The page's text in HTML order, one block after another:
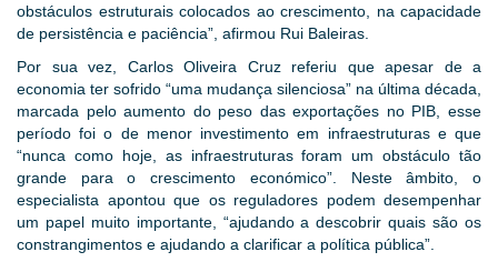
obstáculos estruturais colocados ao crescimento, na capacidade
de persistência e paciência”, afirmou Rui Baleiras.
Por sua vez, Carlos Oliveira Cruz referiu que apesar de a
economia ter sofrido “uma mudança silenciosa” na última década,
marcada pelo aumento do peso das exportações no PIB, esse
período foi o de menor investimento em infraestruturas e que
“nunca como hoje, as infraestruturas foram um obstáculo tão
grande para o crescimento económico”. Neste âmbito, o
especialista apontou que os reguladores podem desempenhar
um papel muito importante, “ajudando a descobrir quais são os
constrangimentos e ajudando a clarificar a política pública”.